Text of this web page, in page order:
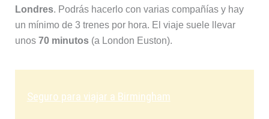
Londres. Podrás hacerlo con varias compañías y hay
un mínimo de 3 trenes por hora. El viaje suele llevar
unos 70 minutos(a London Euston).
Seguro para viajar a Birmingham